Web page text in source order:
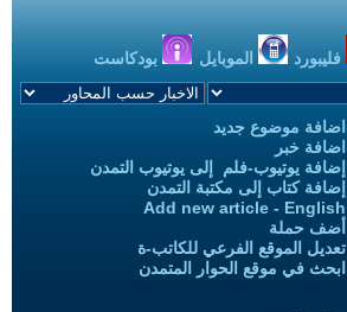
فليبورد الموبايل بودكاست
اضافة موضوع جديد
اضافة خبر
إضافة يوتيوب-فلم إلى يوتيوب التمدن
إضافة كتاب إلى مكتبة التمدن
Add new article - English
أضف حملة
تعديل الموقع الفرعي للكاتب-ة
ابحث في موقع الحوار المتمدن